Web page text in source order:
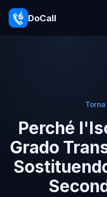
DoCall
Perché
Grado